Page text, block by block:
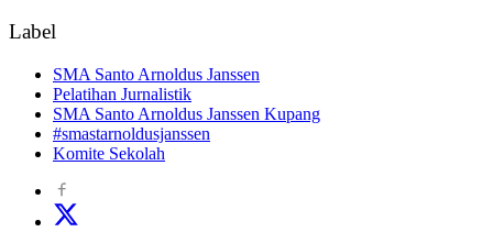
Label
SMA Santo Arnoldus Janssen
Pelatihan Jurnalistik
SMA Santo Arnoldus Janssen Kupang
#smastarnoldusjanssen
Komite Sekolah